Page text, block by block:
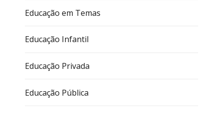
Educação em Temas
Educação Infantil
Educação Privada
Educação Pública